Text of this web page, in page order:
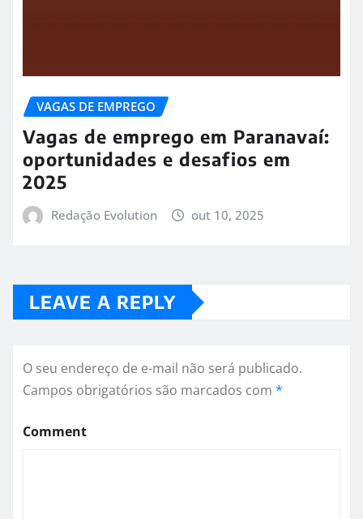
VAGAS DE EMPREGO
Vagas de emprego em Paranavaí:
oportunidades e desafios em
2025
Redação Evolution out 10, 2025
LEAVE A REPLY
O seu endereço de e-mail não será publicado.
Campos obrigatórios são marcados com *
Comment